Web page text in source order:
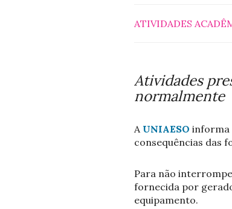
ATIVIDADES
Atividades
normalmente
A UNIAESO informa
consequências das
Para não
fornecida por
equipamento.